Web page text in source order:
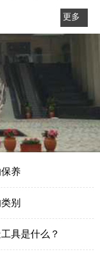
更多
>>
养
别
具是什么？